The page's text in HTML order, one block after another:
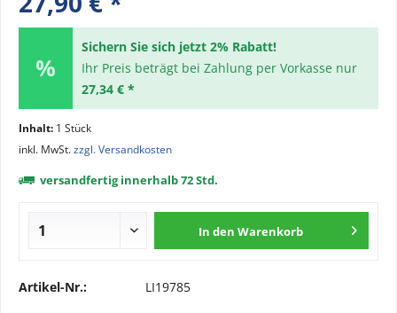
Sichern Sie sich jetzt 2% Rabatt!
Ihr Preis beträgt bei Zahlung per Vorkasse nur
27,34 € *
Inhalt: 1 Stück
inkl. MwSt.zzgl. Versandkosten
versandfertig innerhalb 72 Std.
In den Warenkorb
Artikel-Nr.: LI19785